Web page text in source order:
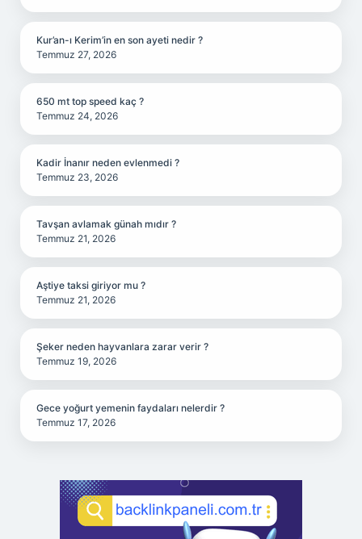
Kur’an-ı Kerim’in en son ayeti nedir ?
Temmuz 27, 2026
650 mt top speed kaç ?
Temmuz 24, 2026
Kadir İnanır neden evlenmedi ?
Temmuz 23, 2026
Tavşan avlamak günah mıdır ?
Temmuz 21, 2026
Aştiye taksi giriyor mu ?
Temmuz 21, 2026
Şeker neden hayvanlara zarar verir ?
Temmuz 19, 2026
Gece yoğurt yemenin faydaları nelerdir ?
Temmuz 17, 2026